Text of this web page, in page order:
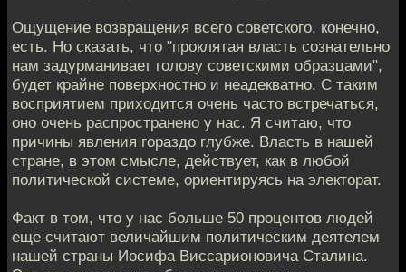
Ощущение возвращения всего советского, конечно,
есть. Но сказать, что "проклятая власть сознательно
нам задурманивает голову советскими образцами",
будет крайне поверхностно и неадекватно. С таким
восприятием приходится очень часто встречаться,
оно очень распространено у нас. Я считаю, что
причины явления гораздо глубже. Власть в нашей
стране, в этом смысле, действует, как в любой
политической системе, ориентируясь на электорат.
Факт в том, что у нас больше 50 процентов людей
еще считают величайшим политическим деятелем
нашей страны Иосифа Виссарионовича Сталина.